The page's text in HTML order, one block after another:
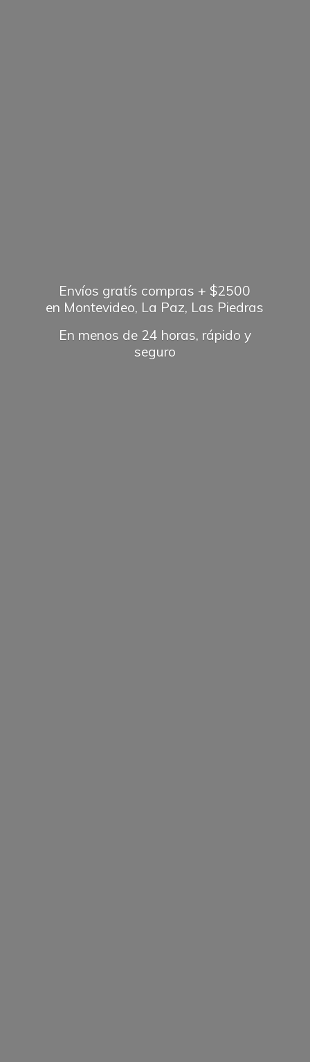
Envíos gratís compras + $2500
en Montevideo, La Paz, Las Piedras
En menos de 24 horas, rápido y
seguro